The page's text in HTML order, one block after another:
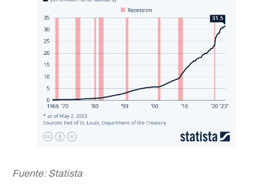
Fuente: Statista